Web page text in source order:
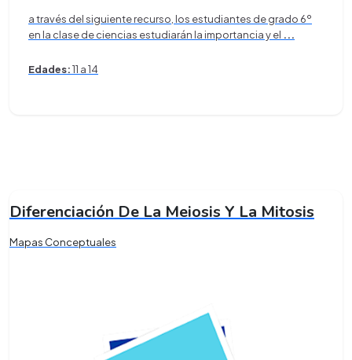
a través del siguiente recurso, los estudiantes de grado 6º
en la clase de ciencias estudiarán la importancia y el ...
Edades:11 a 14
Diferenciación De La Meiosis Y La Mitosis
Mapas Conceptuales